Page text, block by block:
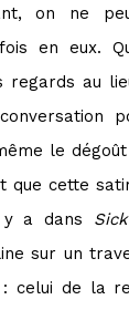
on ne
en eux.
regards au
le
que cette
y a dans
sur un
: celui de la